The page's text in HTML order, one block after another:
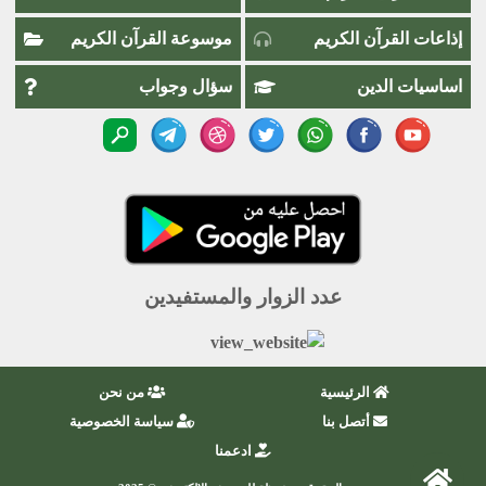
إذاعات القرآن الكريم موسوعة القرآن الكريم
اساسيات الدين سؤال وجواب
عدد الزوار والمستفيدين
الرئيسية
من نحن
أتصل بنا
سياسة الخصوصية
ادعمنا